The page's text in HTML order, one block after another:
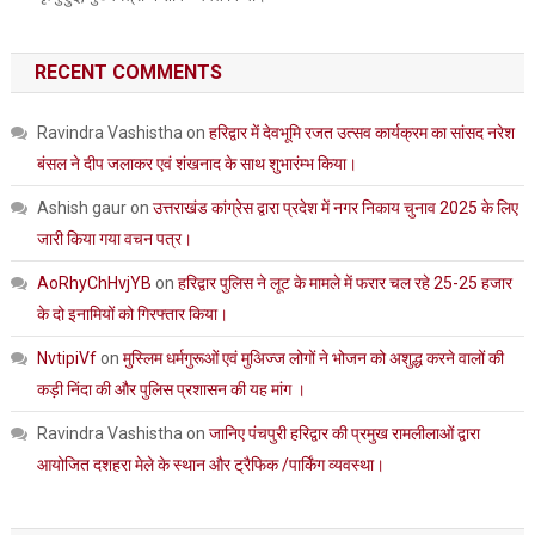
RECENT COMMENTS
Ravindra Vashistha on हरिद्वार में देवभूमि रजत उत्सव कार्यक्रम का सांसद नरेश
बंसल ने दीप जलाकर एवं शंखनाद के साथ शुभारंम्भ किया।
Ashish gauron उत्तराखंड कांग्रेस द्वारा प्रदेश में नगर निकाय चुनाव 2025 के लिए
जारी किया गया वचन पत्र।
AoRhyChHvjYB on हरिद्वार पुलिस ने लूट के मामले में फरार चल रहे 25-25 हजार
के दो इनामियों को गिरफ्तार किया।
NvtipiVfon मुस्लिम धर्मगुरूओं एवं मुअिज्ज लोगों ने भोजन को अशुद्ध करने वालों की
कड़ी निंदा की और पुलिस प्रशासन की यह मांग ।
Ravindra Vashistha on जानिए पंचपुरी हरिद्वार की प्रमुख रामलीलाओं द्वारा
आयोजित दशहरा मेले के स्थान और ट्रैफिक /पार्किंग व्यवस्था।